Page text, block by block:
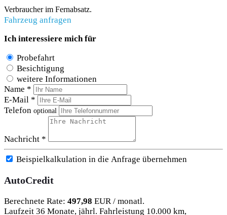
Verbraucher im Fernabsatz.
Fahrzeug anfragen
Ich interessiere mich für
Probefahrt
Besichtigung
weitere Informationen
Name *
E-Mail *
Telefon optional
Nachricht *
Beispielkalkulation in die Anfrage übernehmen
AutoCredit
Berechnete Rate: 497,98 EUR / monatl.
Laufzeit 36 Monate, jährl. Fahrleistung 10.000 km,